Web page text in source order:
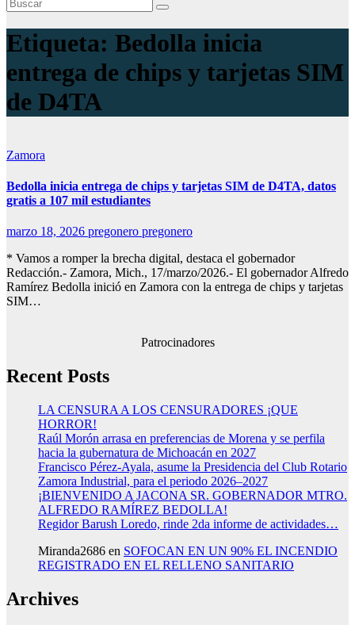
Etiqueta: Bedolla inicia
entrega de chips y tarjetas SIM
de D4TA
Zamora
Bedolla inicia entrega de chips y tarjetas SIM de D4TA, datos
gratis a 107 mil estudiantes
marzo 18, 2026 pregonero pregonero
* Vamos a romper la brecha digital, destaca el gobernador
Redacción.- Zamora, Mich., 17/marzo/2026.- El gobernador Alfredo
Ramírez Bedolla inició en Zamora con la entrega de chips y tarjetas
SIM…
Patrocinadores
Recent Posts
LA CENSURA A LOS CENSURADORES ¡QUE
HORROR!
Raúl Morón arrasa en preferencias de Morena y se perfila
hacia la gubernatura de Michoacán en 2027
Francisco Pérez-Ayala, asume la Presidencia del Club Rotario
Zamora Industrial, para el periodo 2026–2027
¡BIENVENIDO A JACONA SR. GOBERNADOR MTRO.
ALFREDO RAMÍREZ BEDOLLA!
Regidor Barush Loredo, rinde 2da informe de actividades…
Miranda2686 en SOFOCAN EN UN 90% EL INCENDIO
REGISTRADO EN EL RELLENO SANITARIO
Archives